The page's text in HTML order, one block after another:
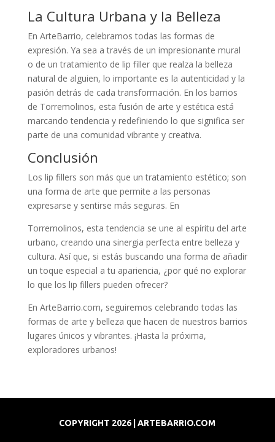
La Cultura Urbana y la Belleza
En ArteBarrio, celebramos todas las formas de
expresión. Ya sea a través de un impresionante mural
o de un tratamiento de lip filler que realza la belleza
natural de alguien, lo importante es la autenticidad y la
pasión detrás de cada transformación. En los barrios
de Torremolinos, esta fusión de arte y estética está
marcando tendencia y redefiniendo lo que significa ser
parte de una comunidad vibrante y creativa.
Conclusión
Los lip fillers son más que un tratamiento estético; son
una forma de arte que permite a las personas
expresarse y sentirse más seguras. En
Torremolinos, esta tendencia se une al espíritu del arte
urbano, creando una sinergia perfecta entre belleza y
cultura. Así que, si estás buscando una forma de añadir
un toque especial a tu apariencia, ¿por qué no explorar
lo que los lip fillers pueden ofrecer?
En ArteBarrio.com, seguiremos celebrando todas las
formas de arte y belleza que hacen de nuestros barrios
lugares únicos y vibrantes. ¡Hasta la próxima,
exploradores urbanos!
COPYRIGHT 2026 | ARTEBARRIO.COM